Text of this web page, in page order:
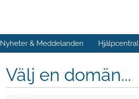
Nyheter & Meddelanden Hjälpcentral
Välj en domän...